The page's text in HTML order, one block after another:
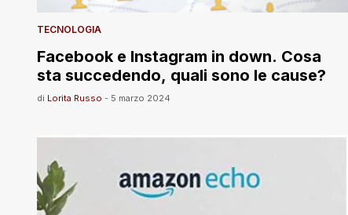
TECNOLOGIA
Facebook e Instagram in down. Cosa
sta succedendo, quali sono le cause?
di Lorita Russo - 5 marzo 2024